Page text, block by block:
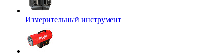
Измерительный инструмент